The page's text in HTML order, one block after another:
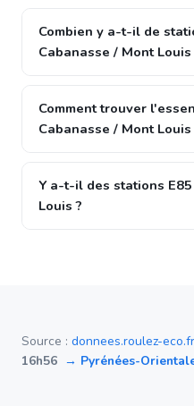
Combien y a-t-il de
Cabanasse / Mont Louis
Comment trouver
Cabanasse / Mont Louis
Y a-t-il des stations
Louis ?
Source : donnees.roulez-eco.fr
16h56 → Pyrénées-